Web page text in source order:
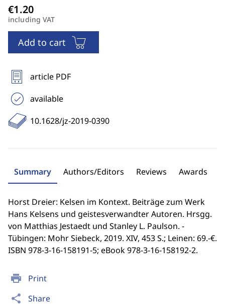
print Print
share Share
including VAT
Add to cart
article PDF
available
10.1628/jz-2019-0390
Summary Authors/Editors Reviews Awards
Horst Dreier: Kelsen im Kontext. Beiträge zum Werk
Hans Kelsens und geistesverwandter Autoren. Hrsgg.
von Matthias Jestaedt und Stanley L. Paulson. -
Tübingen: Mohr Siebeck, 2019. XIV, 453 S.; Leinen: 69.-€.
ISBN 978-3-16-158191-5; eBook 978-3-16-158192-2.